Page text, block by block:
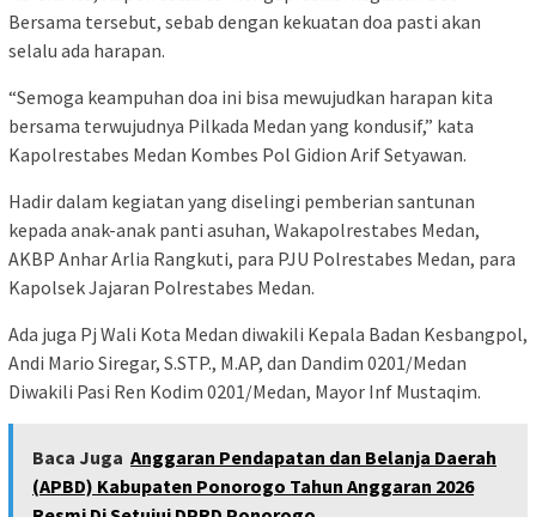
Bersama tersebut, sebab dengan kekuatan doa pasti akan
selalu ada harapan.
“Semoga keampuhan doa ini bisa mewujudkan harapan kita
bersama terwujudnya Pilkada Medan yang kondusif,” kata
Kapolrestabes Medan Kombes Pol Gidion Arif Setyawan.
Hadir dalam kegiatan yang diselingi pemberian santunan
kepada anak-anak panti asuhan, Wakapolrestabes Medan,
AKBP Anhar Arlia Rangkuti, para PJU Polrestabes Medan, para
Kapolsek Jajaran Polrestabes Medan.
Ada juga Pj Wali Kota Medan diwakili Kepala Badan Kesbangpol,
Andi Mario Siregar, S.STP., M.AP, dan Dandim 0201/Medan
Diwakili Pasi Ren Kodim 0201/Medan, Mayor Inf Mustaqim.
Baca Juga Anggaran Pendapatan dan Belanja Daerah
(APBD) Kabupaten Ponorogo Tahun Anggaran 2026